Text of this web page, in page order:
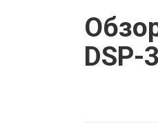
DSP-